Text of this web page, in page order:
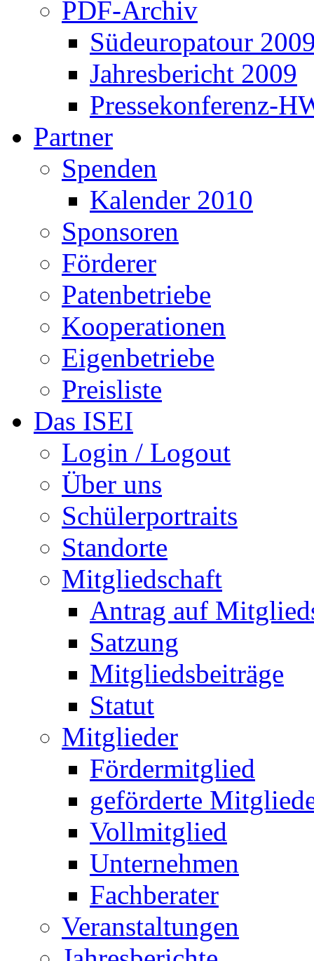
PDF-Archiv
Südeuropatour
Jahresbericht 2009
Pressekonferenz-
Partner
Spenden
Kalender 2010
Sponsoren
Förderer
Patenbetriebe
Kooperationen
Eigenbetriebe
Preisliste
Das ISEI
Login / Logout
Über uns
Schülerportraits
Standorte
Mitgliedschaft
Antrag auf
Satzung
Mitgliedsbeiträge
Statut
Mitglieder
Fördermitglied
geförderte
Vollmitglied
Unternehmen
Fachberater
Veranstaltungen